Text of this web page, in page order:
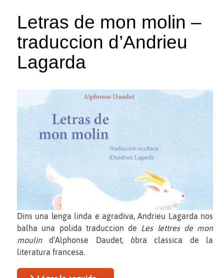
Letras de mon molin –
traduccion d’Andrieu
Lagarda
Dins una lenga linda e agradiva, Andrieu Lagarda nos
balha una polida traduccion de Les lettres de mon
moulind’Alphonse Daudet, òbra classica de la
literatura francesa.